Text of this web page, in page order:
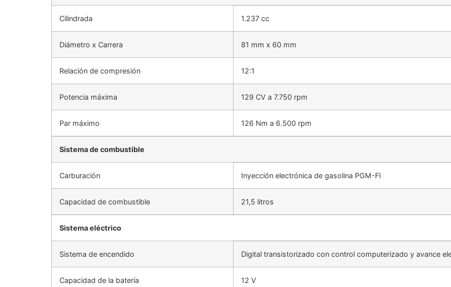
Cilindrada 1.237 cc
Diámetro x Carrera 81 mm x 60 mm
Relación de compresión 12:1
Potencia máxima 129 CV a 7.750 rpm
Par máximo 126 Nm a 6.500 rpm
Sistema de combustible
Carburación Inyección electrónica de gasolina PGM-FI
Capacidad de combustible 21,5 litros
Sistema eléctrico
Sistema de encendido Digital transistorizado con control computerizado y avance
Capacidad de la batería 12 V